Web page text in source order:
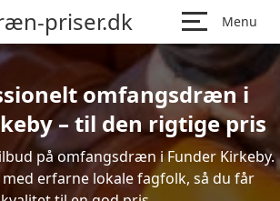
priser.dk Menu
omfangsdræn i
– til den rigtige pris
på omfangsdræn i Funder Kirkeby.
erfarne lokale fagfolk, så du får